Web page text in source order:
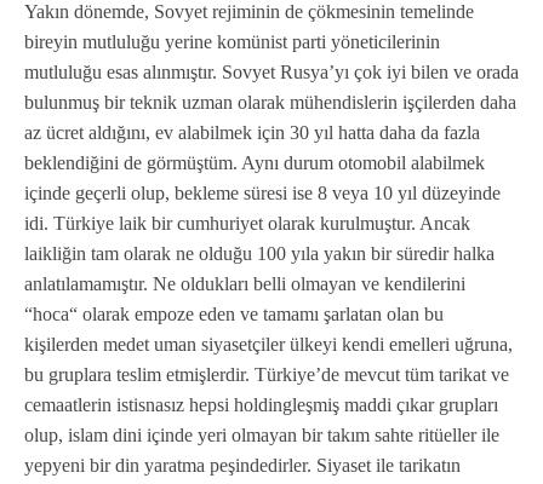
Yakın dönemde, Sovyet rejiminin de çökmesinin temelinde
bireyin mutluluğu yerine komünist parti yöneticilerinin
mutluluğu esas alınmıştır. Sovyet Rusya’yı çok iyi bilen ve orada
bulunmuş bir teknik uzman olarak mühendislerin işçilerden daha
az ücret aldığını, ev alabilmek için 30 yıl hatta daha da fazla
beklendiğini de görmüştüm. Aynı durum otomobil alabilmek
içinde geçerli olup, bekleme süresi ise 8 veya 10 yıl düzeyinde
idi. Türkiye laik bir cumhuriyet olarak kurulmuştur. Ancak
laikliğin tam olarak ne olduğu 100 yıla yakın bir süredir halka
anlatılamamıştır. Ne oldukları belli olmayan ve kendilerini
“hoca“ olarak empoze eden ve tamamı şarlatan olan bu
kişilerden medet uman siyasetçiler ülkeyi kendi emelleri uğruna,
bu gruplara teslim etmişlerdir. Türkiye’de mevcut tüm tarikat ve
cemaatlerin istisnasız hepsi holdingleşmiş maddi çıkar grupları
olup, islam dini içinde yeri olmayan bir takım sahte ritüeller ile
yepyeni bir din yaratma peşindedirler. Siyaset ile tarikatın